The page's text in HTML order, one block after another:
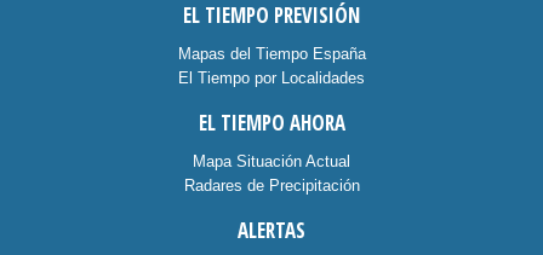
EL TIEMPO PREVISIÓN
Mapas del Tiempo España
El Tiempo por Localidades
EL TIEMPO AHORA
Mapa Situación Actual
Radares de Precipitación
ALERTAS